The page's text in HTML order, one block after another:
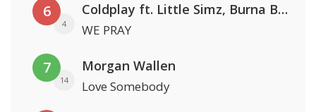
6
4
Coldplay ft. Little Simz, Burna Boy, Elyanna & Tini
WE PRAY
7
14
Morgan Wallen
Love Somebody